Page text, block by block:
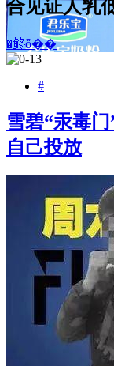
合见证人乳
�鿴ȫ��
#
雪碧“汞毒
自己投放